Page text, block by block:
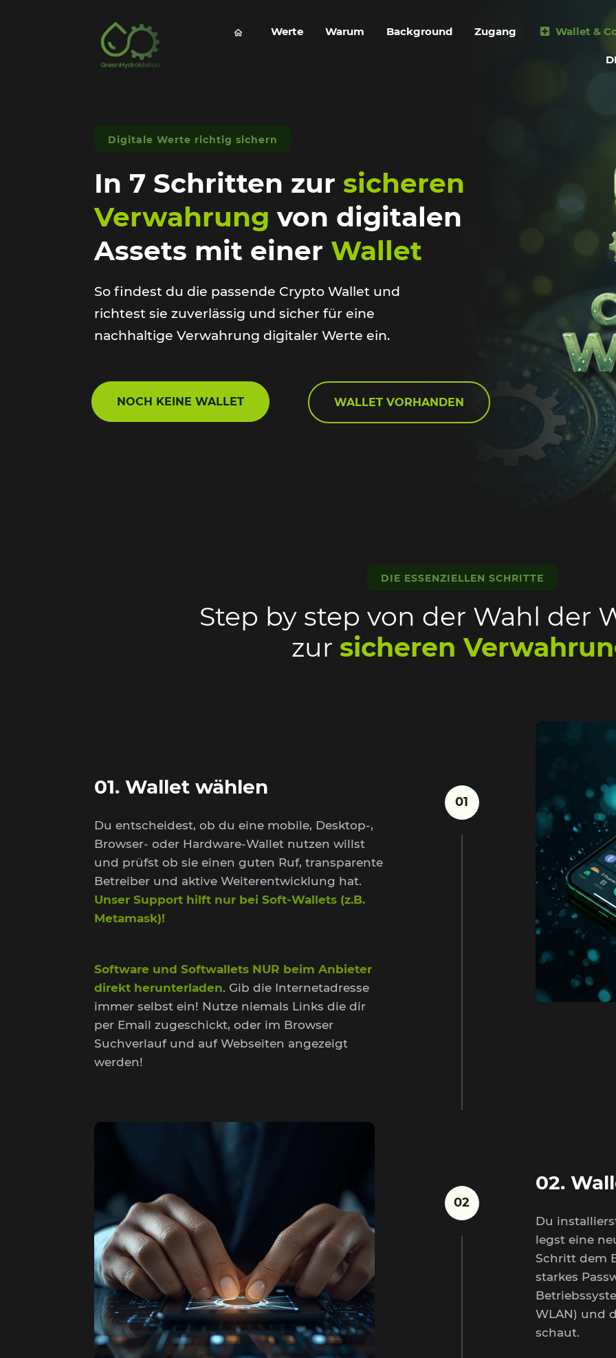
Werte Warum Background Zugang Wallet &
Digitale Werte richtig sichern
In 7 Schritten zur sicheren
Verwahrung von digitalen
Assets mit einer Wallet
So findest du die passende Crypto Wallet und
richtest sie zuverlässig und sicher für eine
nachhaltige Verwahrung digitaler Werte ein.
NOCH KEINE WALLET WALLET VORHANDEN
DIE ESSENZIELLEN SCHRITTE
Step by step von der Wahl der
zur sicheren
01. Wallet wählen
Du entscheidest, ob du eine mobile, Desktop-,
Browser- oder Hardware-Wallet nutzen willst
und prüfst ob sie einen guten Ruf, transparente
Betreiber und aktive Weiterentwicklung hat.
Unser Support hilft nur bei Soft-Wallets (z.B.
Metamask)!
Software und Softwallets NUR beim Anbieter
direkt herunterladen. Gib die Internetadresse
immer selbst ein! Nutze niemals Links die dir
per Email zugeschickt, oder im Browser
Suchverlauf und auf Webseiten angezeigt
werden!
01
02
02.
Du
legst eine
Schritt dem
starkes
WLAN) und
schaut.